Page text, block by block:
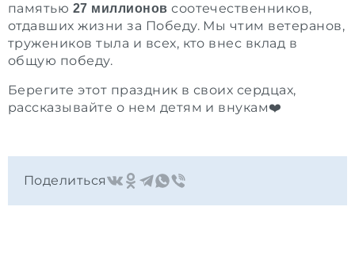
памятью 27 миллионов соотечественников,
отдавших жизни за Победу. Мы чтим ветеранов,
тружеников тыла и всех, кто внес вклад в
общую победу.
Берегите этот праздник в своих сердцах,
рассказывайте о нем детям и внукам❤️
Поделиться